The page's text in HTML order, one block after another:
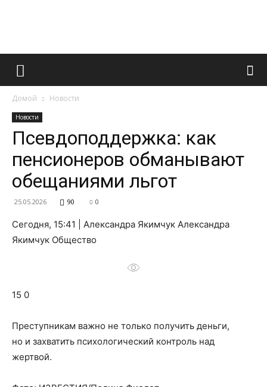
Французский
и
о
нем
Домой Новости
Новости
Псевдоподдержка: как
пенсионеров обманывают
обещаниями льгот
25.05.2026 90 0
Сегодня, 15:41 | Александра Якимчук Александра
Якимчук Общество
15 0
Преступникам важно не только получить деньги,
но и захватить психологический контроль над
жертвой.